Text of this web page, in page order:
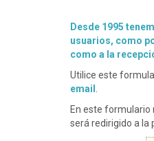
Desde 1995
usuarios, como
como a la
Utilice este
email
En este formulario
será redirigido a la